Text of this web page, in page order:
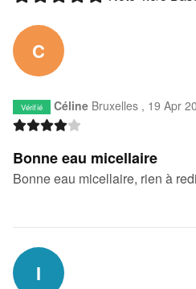
C
Vérifié CélineBruxelles , 19 Apr
Bonne eau micellaire
Bonne eau micellaire, rien à
I